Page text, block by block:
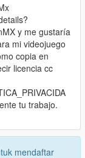
y me gustaría
mi videojuego
copia en
licencia cc
tu trabajo.
mendaftar